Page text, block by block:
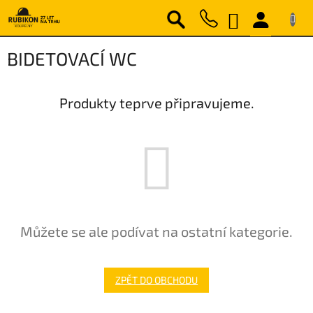
Přejít
na
obsah
NÁKUPNÍ
KOŠÍK
BIDETOVACÍ WC
Produkty teprve připravujeme.
Můžete se ale podívat na ostatní kategorie.
ZPĚT DO OBCHODU